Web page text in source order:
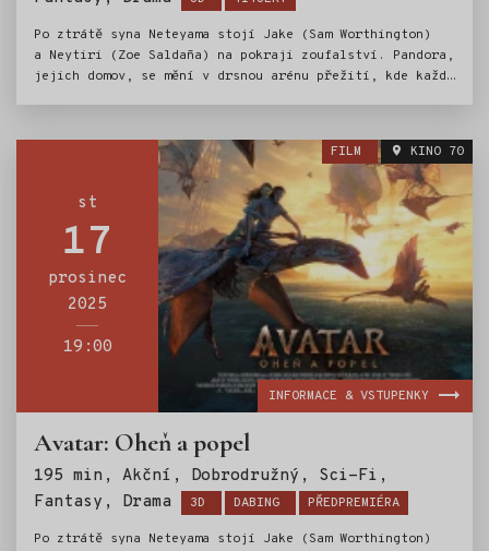
Po ztrátě syna Neteyama stojí Jake (Sam Worthington)
a Neytiri (Zoe Saldaña) na pokraji zoufalství. Pandora,
jejich domov, se mění v drsnou arénu přežití, kde každý
a jejich ambice ohrožují vše, co milují. V srdci
konfliktu musí Jake a Neytiri čelit nejen zlobě
a nenávisti, ale i vlastním démonům. Každé rozhodnutí,
každý souboj a každý okamžik odvahy může změnit osud
jejich rodiny… a celé Pandoře hrozí totální zkáza.
st
17
prosinec
2025
19:00
FILM KINO 70
Avatar: Oheň a popel
195 min, Akční, Dobrodružný, Sci-Fi,
Fantasy, Drama
Štítky:
3D DABING PŘEDPREMIÉRA
Po ztrátě syna Neteyama stojí Jake (Sam Worthington)
INFORMACE & VSTUPENKY